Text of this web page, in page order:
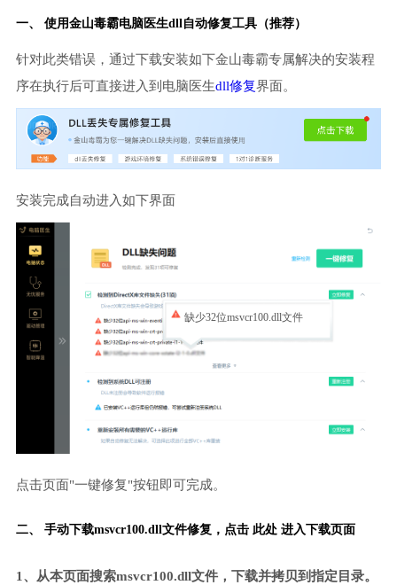
一、 使用金山毒霸电脑医生dll自动修复工具（推荐）
针对此类错误，通过下载安装如下金山毒霸专属解决的安装程
序在执行后可直接进入到电脑医生dll修复界面。
安装完成自动进入如下界面
缺少32位msvcr100.dll文件
点击页面"一键修复"按钮即可完成。
二、 手动下载msvcr100.dll文件修复， 点击 此处 进入下载页面
1、从本页面搜索msvcr100.dll文件，下载并拷贝到指定目录。